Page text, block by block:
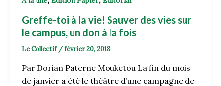
Greffe-toi à la vie! Sauver des vies sur
le campus, un don à la fois
Le Collectif /février 20, 2018
Par Dorian Paterne Mouketou La fin du mois
de janvier a été le théâtre d’une campagne de